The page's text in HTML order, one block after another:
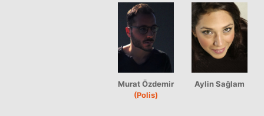
Murat Özdemir
(Polis)
Aylin Sağlam